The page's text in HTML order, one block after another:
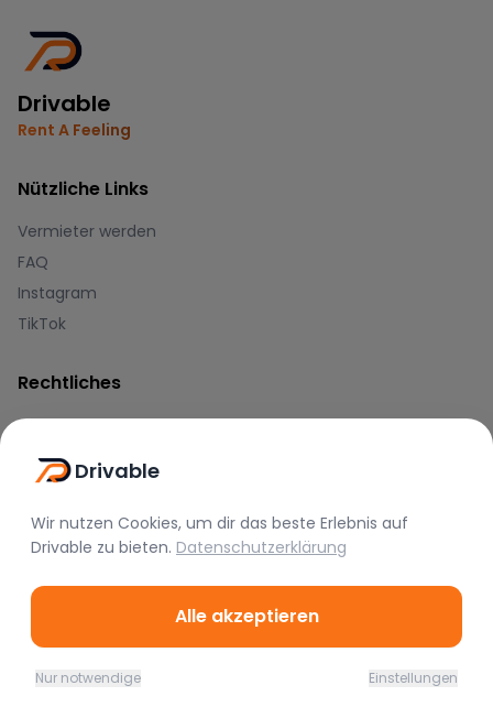
Drivable
Rent A Feeling
Nützliche Links
Vermieter werden
FAQ
Instagram
TikTok
Rechtliches
Nutzungsbedingungen
Datenschutz
Impressum
Blog
Journal
Zahlungsmethoden
Drivable
Wir nutzen Cookies, um dir das beste Erlebnis auf
Drivable zu bieten. Datenschutzerklärung
Alle akzeptieren
Nur notwendige Einstellungen